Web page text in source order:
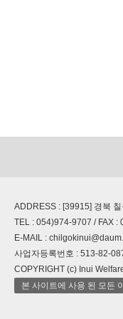
ADDRESS : [39915] 경북
TEL : 054)974-9707 / FAX :
E-MAIL :
사업자등록번호 : 513-82-
COPYRIGHT (c) Inui
본 사이트에 사용 된 모든